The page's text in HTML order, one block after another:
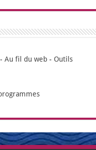
-Au fil du web - Outils